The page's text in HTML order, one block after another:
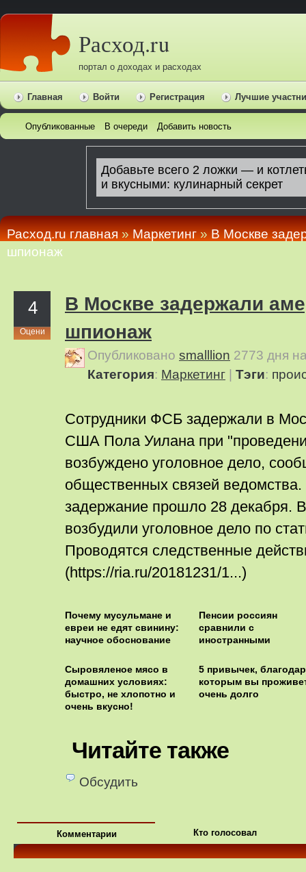
Расход.ru
портал о доходах и расходах
Главная Войти Регистрация Лучшие
Опубликованные В очереди Добавить новость
Расход.ru главная»Маркетинг»В Москве
шпионаж
4
Оцени
В Москве задержали
шпионаж
Опубликовано smalllion 2773 дня
Категория: Маркетинг Тэги:
Сотрудники ФСБ задержали в
США Пола Уилана при
возбуждено уголовное дело,
общественных связей ведомства.
задержание прошло 28 декабря.
возбудили уголовное дело по
Проводятся следственные
(https://ria.ru/20181231/1...)
Почему мусульмане и
евреи не едят свинину:
научное обоснование
Пенсии россиян
сравнили с
иностранными
Сыровяленое мясо в
домашних условиях:
быстро, не хлопотно и
очень вкусно!
5 привычек,
которым вы
очень долго
Читайте также
Обсудить
Комментарии Кто голосовал